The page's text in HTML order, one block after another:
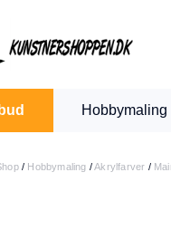
Hobbymaling
tom.
/ Hobbymaling /Akrylfarver /